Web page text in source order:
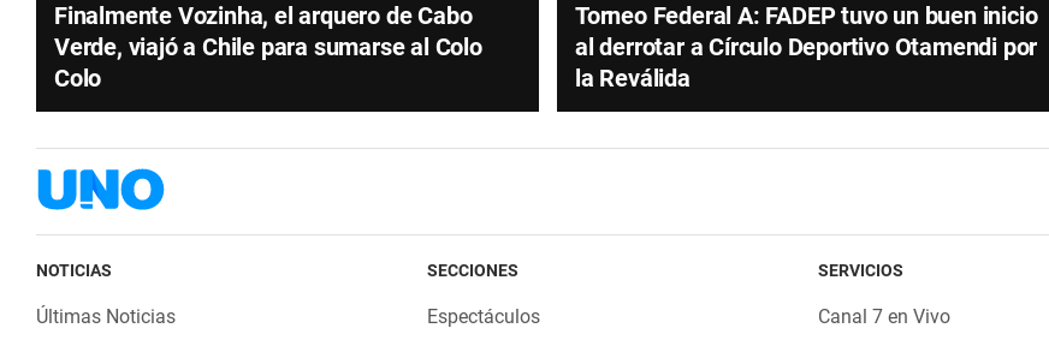
Finalmente Vozinha, el arquero de Cabo
Verde, viajó a Chile para sumarse al Colo
Colo
Torneo Federal A: FADEP tuvo un buen inicio
al derrotar a Círculo Deportivo Otamendi por
la Reválida
NOTICIAS
Últimas Noticias
SECCIONES
Espectáculos
SERVICIOS
Canal 7 en Vivo